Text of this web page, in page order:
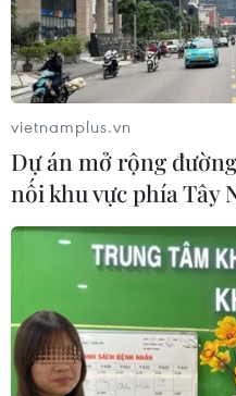
vietnamplus.vn
Dự án mở rộng
nối khu vực phía Tây